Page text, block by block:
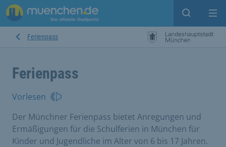
Suche
Ferienpass
Ferienpass
Vorlesen
Der Münchner Ferienpass bietet Anregungen und
Ermäßigungen für die Schulferien in München für
Kinder und Jugendliche im Alter von 6 bis 17 Jahren.